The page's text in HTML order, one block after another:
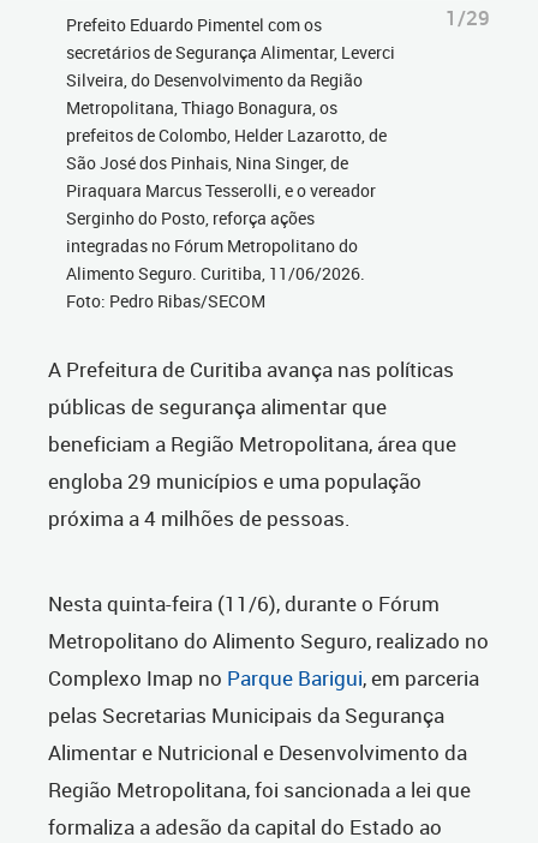
Prefeito Eduardo Pimentel com os
secretários de Segurança Alimentar, Leverci
Silveira, do Desenvolvimento da Região
Metropolitana, Thiago Bonagura, os
prefeitos de Colombo, Helder Lazarotto, de
São José dos Pinhais, Nina Singer, de
Piraquara Marcus Tesserolli, e o vereador
Serginho do Posto, reforça ações
integradas no Fórum Metropolitano do
Alimento Seguro. Curitiba, 11/06/2026.
Foto: Pedro Ribas/SECOM
1/29
A Prefeitura de Curitiba avança nas políticas
públicas de segurança alimentar que
beneficiam a Região Metropolitana, área que
engloba 29 municípios e uma população
próxima a 4 milhões de pessoas.
Nesta quinta-feira (11/6), durante o Fórum
Metropolitano do Alimento Seguro, realizado no
Complexo Imap no Parque Barigui, em parceria
pelas Secretarias Municipais da Segurança
Alimentar e Nutricional e Desenvolvimento da
Região Metropolitana, foi sancionada a lei que
formaliza a adesão da capital do Estado ao